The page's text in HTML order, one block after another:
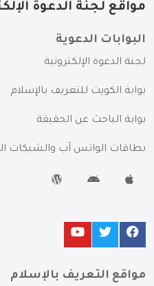
مواقع لجنة الدعوة
البوابات الدعوية
لجنة الدعوة الإلكترونية
بوابة الكويت للتعريف بالإسلام
بوابة الباحث عن الحقيقة
بطاقات الواتس آب والشبكات
مواقع التعريف بالإسلام